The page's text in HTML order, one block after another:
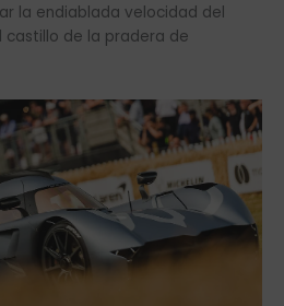
la endiablada velocidad del
castillo de la pradera de